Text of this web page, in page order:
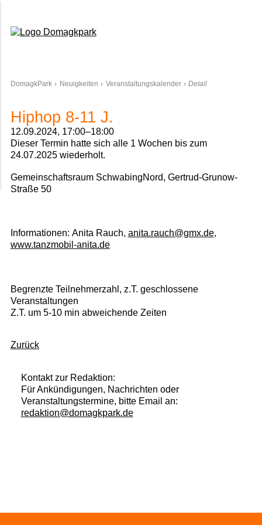
DomagkPark Neuigkeiten Veranstaltungskalender Detail
Hiphop 8-11 J.
12.09.2024, 17:00–18:00
Dieser Termin hatte sich alle 1 Wochen bis zum
24.07.2025 wiederholt.
Gemeinschaftsraum SchwabingNord, Gertrud-Grunow-
Straße 50
Informationen: Anita Rauch, anita.rauch@gmx.de,
www.tanzmobil-anita.de
Begrenzte Teilnehmerzahl, z.T. geschlossene
Veranstaltungen
Z.T. um 5-10 min abweichende Zeiten
Zurück
Kontakt zur Redaktion:
Für Ankündigungen, Nachrichten oder
Veranstaltungstermine, bitte Email an:
redaktion@domagkpark.de